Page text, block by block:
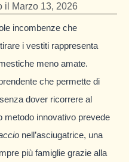
il Marzo 13, 2026
incombenze che
i vestiti rappresenta
meno amate.
che permette di
senza dover ricorrere al
metodo innovativo prevede
nell’asciugatrice, una
più famiglie grazie alla